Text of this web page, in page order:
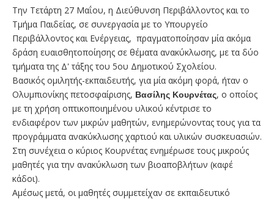
Την Τετάρτη 27 Μαΐου, η Διεύθυνση Περιβάλλοντος και το
Τμήμα Παιδείας, σε συνεργασία με το Υπουργείο
Περιβάλλοντος και Ενέργειας, πραγματοποίησαν μία ακόμα
δράση ευαισθητοποίησης σε θέματα ανακύκλωσης, με τα δύο
τμήματα της Δ' τάξης του 5ου Δημοτικού Σχολείου.
Βασικός ομιλητής-εκπαιδευτής, για μία ακόμη φορά, ήταν ο
Ολυμπιονίκης πετοσφαίρισης, Βασίλης Κουρνέτας, ο οποίος
με τη χρήση οπτικοποιημένου υλικού κέντρισε το
ενδιαφέρον των μικρών μαθητών, ενημερώνοντας τους για τα
προγράμματα ανακύκλωσης χαρτιού και υλικών συσκευασιών.
Στη συνέχεια ο κύριος Κουρνέτας ενημέρωσε τους μικρούς
μαθητές για την ανακύκλωση των βιοαποβλήτων (καφέ
κάδοι).
Αμέσως μετά, οι μαθητές συμμετείχαν σε εκπαιδευτικό